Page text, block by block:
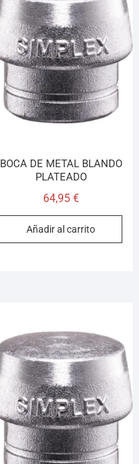
BOCA DE METAL BLANDO
PLATEADO
64,95 €
Añadir al carrito